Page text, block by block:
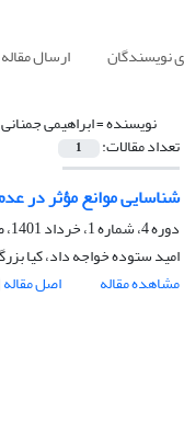
نویسندگان ارسال مقاله
نویسنده =ابراهیمی
تعداد مقالات: 1
شناسایی موانع مؤثر در
دوره 4، شماره 1، خرداد 1401، صفحه
امید ستوده خواجه داد، کیا
مشاهده مقاله
اصل مقاله